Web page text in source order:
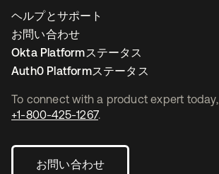
To connect with a product expert today,
+1-800-425-1267.
お問い合わせ
ヘルプとサポート
お問い合わせ
Okta Platformステータス
Auth0 Platformステータス